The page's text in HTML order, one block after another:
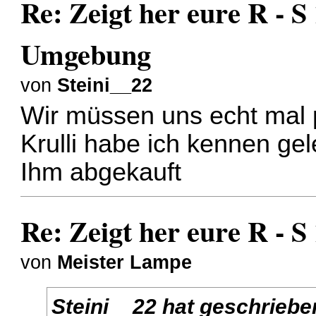
Re: Zeigt her eure R -
Umgebung
von Steini__22
Wir müssen uns echt
Krulli habe ich kennen
Ihm abgekauft
Re: Zeigt her eure R -
von Meister Lampe
Steini__22 hat